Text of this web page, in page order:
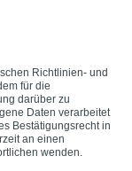
Richtlinien- und
für die
darüber zu
Daten verarbeitet
Bestätigungsrecht in
an einen
wenden.